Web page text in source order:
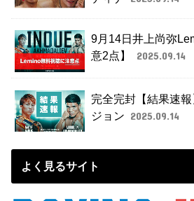
9月14日井上尚弥
意2点】
2025.09.14
完全完封【結果速
ジョン 2025.09.14
よく見るサイト